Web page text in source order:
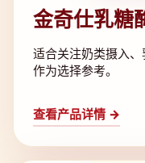
金奇仕乳糖
适合关注奶类摄入
作为选择参考。
查看产品详情 →